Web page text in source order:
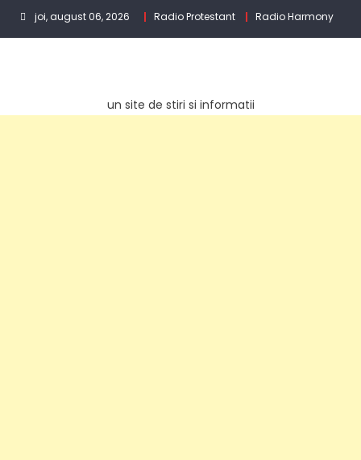
joi, august 06, 2026 Radio Protestant Radio Harmony
un site de stiri si informatii